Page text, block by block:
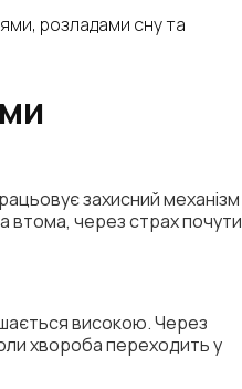
розладами сну та
захисний механізм
втома, через страх почути
високою. Через
хвороба переходить у